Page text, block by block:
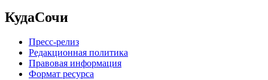
КудаСочи
Пресс-релиз
Редакционная политика
Правовая информация
Формат ресурса